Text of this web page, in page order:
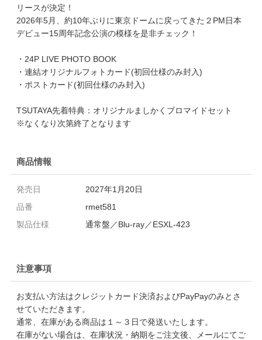
リースが決定！
2026年5月、約10年ぶりに東京ドームに戻ってきた２PM日本
デビュー15周年記念公演の模様を是非チェック！
・24P LIVE PHOTO BOOK
・連結オリジナルフォトカード(初回仕様のみ封入)
・ポストカード(初回仕様のみ封入)
TSUTAYA先着特典：オリジナルましかくブロマイドセット
※なくなり次第終了となります
商品情報
発売日
2027年1月20日
品番
rmet581
製品仕様
通常盤／Blu-ray／ESXL-423
注意事項
お支払い方法はクレジットカード決済およびPayPayのみとさ
せていただきます。
通常、在庫がある商品は１～３日で発送いたします。
在庫がない場合は、在庫状況・納期をご注文後、メールにてご